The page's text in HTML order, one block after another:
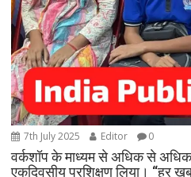
7th July 2025 Editor 0
वर्कशॉप के माध्यम से अधिक से
एकदिवसीय प्रशिक्षण लिया। “हर